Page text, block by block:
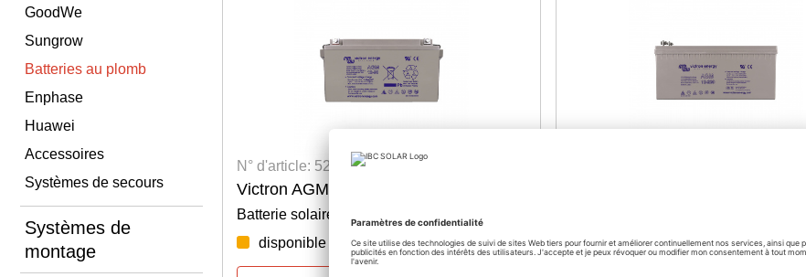
GoodWe
Sungrow
Batteries au plomb
Enphase
Huawei
Accessoires
Systèmes de secours
Systèmes de
montage
N° d'article: 5201500002
Victron AGM 12V 90Ah
Batterie solaire 83Ah (C10)/ 90Ah (C20)
disponible par semaine: 34/2026
disponible par semaine: 34/2026